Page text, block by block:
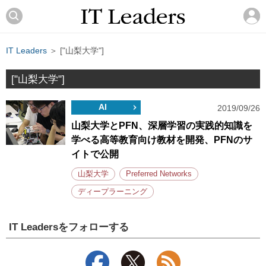
IT Leaders ＞ ["山梨大学"]
["山梨大学"]
AI 2019/09/26
山梨大学とPFN、深層学習の実践的知識を
学べる高等教育向け教材を開発、PFNのサ
イトで公開
山梨大学 Preferred Networks
ディープラーニング
IT Leadersをフォローする